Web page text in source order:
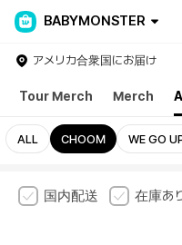
BABYMONSTER
アメリカ合衆国にお届け
Tour Merch Merch
ALL CHOOM WE GO
国内配送 在庫あ